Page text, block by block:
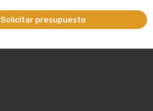
Solicitar presupuesto